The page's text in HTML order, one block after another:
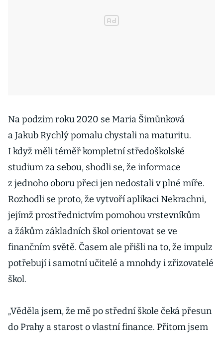
Na podzim roku 2020 se Maria Šimůnková
a Jakub Rychlý pomalu chystali na maturitu.
I když měli téměř kompletní středoškolské
studium za sebou, shodli se, že informace
z jednoho oboru přeci jen nedostali v plné míře.
Rozhodli se proto, že vytvoří aplikaci Nekrachni,
jejímž prostřednictvím pomohou vrstevníkům
a žákům základních škol orientovat se ve
finančním světě. Časem ale přišli na to, že impulz
potřebují i samotní učitelé a mnohdy i zřizovatelé
škol.
„Věděla jsem, že mě po střední škole čeká přesun
do Prahy a starost o vlastní finance. Přitom jsem